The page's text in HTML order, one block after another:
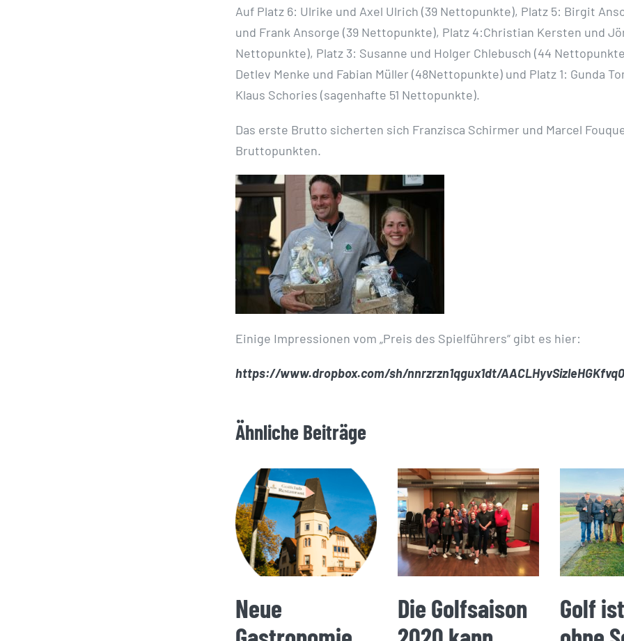
Auf Platz 6: Ulrike und Axel Ulrich (39 Nettopunkte), Platz 5: Birgit
und Frank Ansorge (39 Nettopunkte), Platz 4:Christian Kersten und
Nettopunkte), Platz 3: Susanne und Holger Chlebusch (44
Detlev Menke und Fabian Müller (48Nettopunkte) und Platz 1: Gunda
Klaus Schories (sagenhafte 51 Nettopunkte).
Das erste Brutto sicherten sich Franzisca Schirmer und Marcel
Bruttopunkten.
Einige Impressionen vom „Preis des Spielführers“ gibt es hier:
https://www.dropbox.com/sh/nnrzrzn1qgux1dt/
Ähnliche Beiträge
Neue
Die Golfsaison
Golf